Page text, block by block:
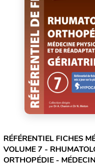
RÉFÉRENTIEL FICHES
VOLUME 7 -
ORTHOPÉDIE -